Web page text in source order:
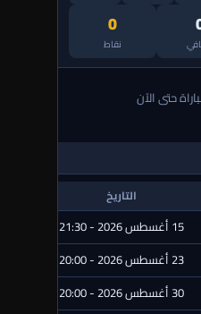
0
نقاط
حتى الآن
التاريخ
15 أغسطس 2026 - 21:30
23 أغسطس 2026 - 20:00
30 أغسطس 2026 - 20:00